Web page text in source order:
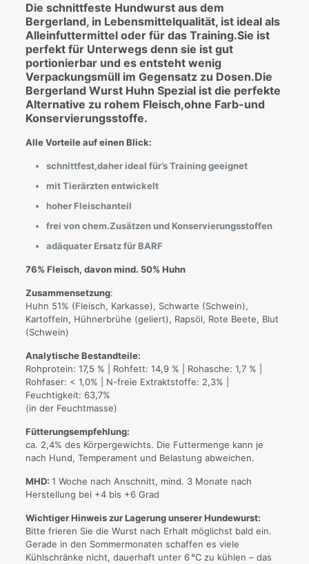
Die schnittfeste Hundwurst aus dem
Bergerland, in Lebensmittelqualität, ist ideal als
Alleinfuttermittel oder für das Training.Sie ist
perfekt für Unterwegs denn sie ist gut
portionierbar und es entsteht wenig
Verpackungsmüll im Gegensatz zu Dosen.Die
Bergerland Wurst Huhn Spezial ist die perfekte
Alternative zu rohem Fleisch,ohne Farb-und
Konservierungsstoffe.
Alle Vorteile auf einen Blick:
schnittfest,daher ideal für’s Training geeignet
mit Tierärzten entwickelt
hoher Fleischanteil
frei von chem.Zusätzen und Konservierungsstoffen
adäquater Ersatz für BARF
76% Fleisch, davon mind. 50% Huhn
Zusammensetzung:
Huhn 51% (Fleisch, Karkasse), Schwarte (Schwein),
Kartoffeln, Hühnerbrühe (geliert), Rapsöl, Rote Beete, Blut
(Schwein)
Analytische Bestandteile:
Rohprotein: 17,5 % | Rohfett: 14,9 % | Rohasche: 1,7 % |
Rohfaser: < 1,0% | N-freie Extraktstoffe: 2,3% |
Feuchtigkeit: 63,7%
(in der Feuchtmasse)
Fütterungsempfehlung:
ca. 2,4% des Körpergewichts. Die Futtermenge kann je
nach Hund, Temperament und Belastung abweichen.
MHD: 1 Woche nach Anschnitt, mind. 3 Monate nach
Herstellung bei +4 bis +6 Grad
Wichtiger Hinweis zur Lagerung unserer Hundewurst:
Bitte frieren Sie die Wurst nach Erhalt möglichst bald ein.
Gerade in den Sommermonaten schaffen es viele
Kühlschränke nicht, dauerhaft unter 6 °C zu kühlen – das